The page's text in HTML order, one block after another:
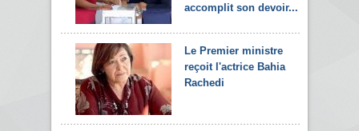
accomplit son devoir...
Le Premier ministre
reçoit l'actrice Bahia
Rachedi